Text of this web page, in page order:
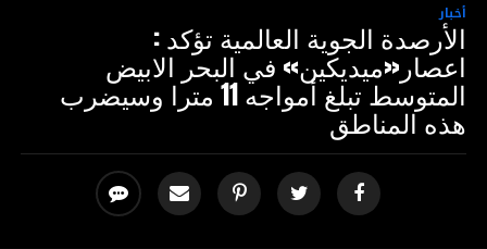
أخبار
الأرصدة الجوية العالمية تؤكد :
اعصار«ميديكين» في البحر الابيض
المتوسط تبلغ أمواجه 11 مترا وسيضرب
هذه المناطق